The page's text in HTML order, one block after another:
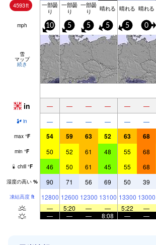
4593ft 一部曇
り
一部曇
り
一部曇
り 晴れる 晴れる 晴れる
mph 10 5 5 5 5 0
雪
マップ
続き
in — — — — — —
in — — — — — —
max °F 54 59 63 52 63 68
min °F 50 52 61 48 55 68
chill °F 46 50 61 45 55 68
湿度の高い % 90 71 56 69 50 39
凍結高度 ft 12800 12600 12300 13100 13300 13000
—
5:20 — — 5:22 —
—
— — 8:08 — —